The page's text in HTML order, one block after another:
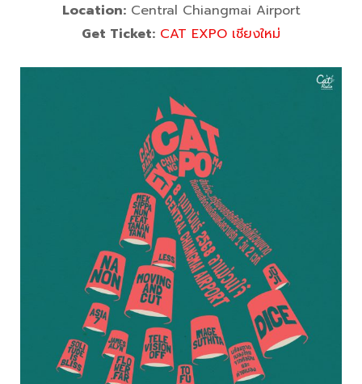
Location:Central Chiangmai Airport
Get Ticket: CAT EXPO เชียงใหม่